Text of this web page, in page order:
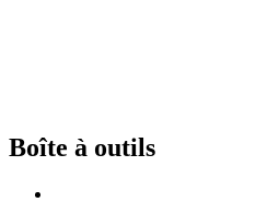
Boîte à outils